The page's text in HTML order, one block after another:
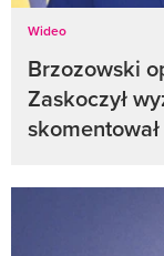
Wideo
Brzozowski
Zaskoczył